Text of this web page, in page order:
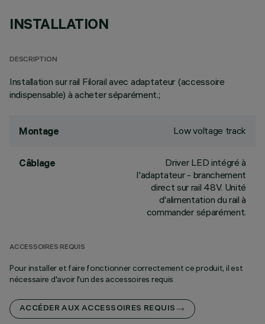
INSTALLATION
DESCRIPTION
Installation sur rail Filorail avec adaptateur (accessoire
indispensable) à acheter séparément.;
Montage Low voltage track
Câblage
Driver LED intégré à
l'adaptateur - branchement
direct sur rail 48V. Unité
d'alimentation du rail à
commander séparément.
ACCESSOIRES REQUIS
Pour installer et faire fonctionner correctement ce produit, il est
nécessaire d'avoir l'un des accessoires requis
ACCÉDER AUX ACCESSOIRES REQUIS